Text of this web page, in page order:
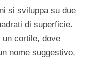
si sviluppa su due
di superficie.
cortile, dove
nome suggestivo,